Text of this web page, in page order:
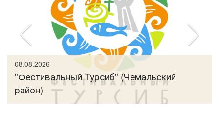
08.08.2026
"Фестивальный Турсиб" (Чемальский
район)